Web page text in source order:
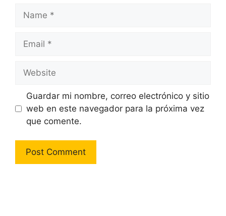
Guardar mi nombre, correo electrónico y sitio
web en este navegador para la próxima vez
que comente.